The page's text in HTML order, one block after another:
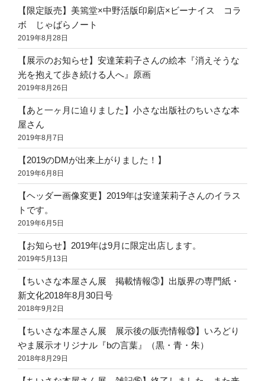
【限定販売】美篶堂×中野活版印刷店×ビーナイス コラ
ボ じゃばらノート
2019年8月28日
【展示のお知らせ】安達茉莉子さんの絵本『消えそうな
光を抱えて歩き続ける人へ』原画
2019年8月26日
【あと一ヶ月に迫りました】小さな出版社のちいさな本
屋さん
2019年8月7日
【2019のDMが出来上がりました！】
2019年6月8日
【ヘッダー画像変更】2019年は安達茉莉子さんのイラス
トです。
2019年6月5日
【お知らせ】2019年は9月に限定出店します。
2019年5月13日
【ちいさな本屋さん展 掲載情報③】出版界の専門紙・
新文化2018年8月30日号
2018年9月2日
【ちいさな本屋さん展 展示後の販売情報⑬】いろどり
やま展示オリジナル『bの言葉』（黒・青・朱）
2018年8月29日